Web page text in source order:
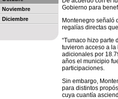
Noviembre
Diciembre
Gobierno para
Montenegro señaló
regalías directas
“Tumaco hizo parte
tuvieron acceso a
adicionales por
años el municipio
participaciones.
Sin embargo,
para distintos
cuya cuantía